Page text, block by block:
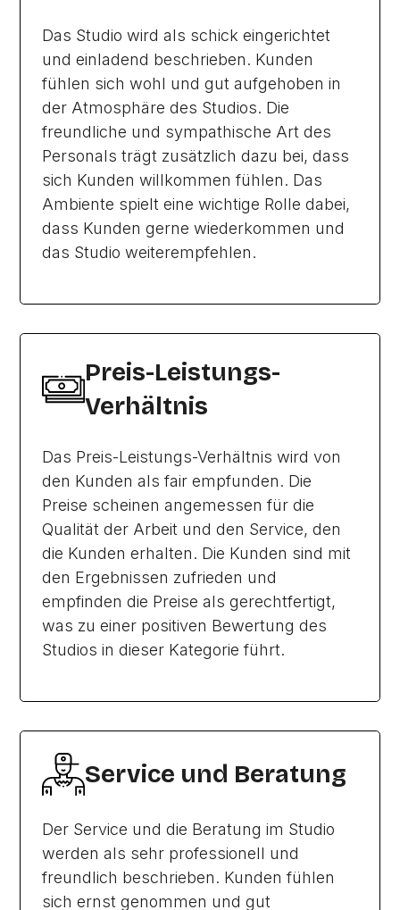
Das Studio wird als schick eingerichtet
und einladend beschrieben. Kunden
fühlen sich wohl und gut aufgehoben in
der Atmosphäre des Studios. Die
freundliche und sympathische Art des
Personals trägt zusätzlich dazu bei, dass
sich Kunden willkommen fühlen. Das
Ambiente spielt eine wichtige Rolle dabei,
dass Kunden gerne wiederkommen und
das Studio weiterempfehlen.
Preis-Leistungs-
Verhältnis
Das Preis-Leistungs-Verhältnis wird von
den Kunden als fair empfunden. Die
Preise scheinen angemessen für die
Qualität der Arbeit und den Service, den
die Kunden erhalten. Die Kunden sind mit
den Ergebnissen zufrieden und
empfinden die Preise als gerechtfertigt,
was zu einer positiven Bewertung des
Studios in dieser Kategorie führt.
Service und Beratung
Der Service und die Beratung im Studio
werden als sehr professionell und
freundlich beschrieben. Kunden fühlen
sich ernst genommen und gut